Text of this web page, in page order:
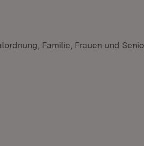
Familie, Frauen und